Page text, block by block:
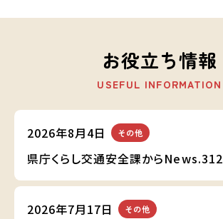
お役立ち情報
USEFUL INFORMATION
2026年8月4日 その他
県庁くらし交通安全課からNews.312
2026年7月17日 その他